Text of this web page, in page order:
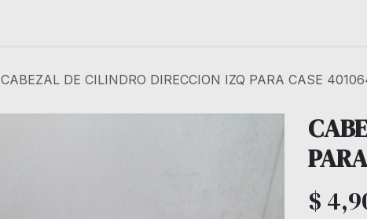
CABEZAL DE CILINDRO DIRECCION IZQ PARA CASE
$